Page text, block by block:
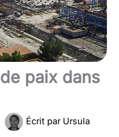
paix dans
Écrit par Ursula